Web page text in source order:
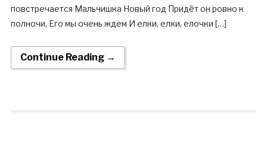
повстречается Мальчишка Новый год Придёт он ровно к
полночи, Его мы очень ждем И елки, елки, елочки […]
Continue Reading →